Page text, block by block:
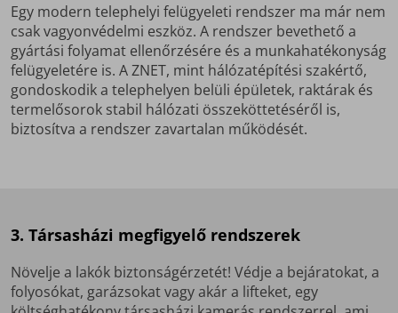
Egy modern telephelyi felügyeleti rendszer ma már nem
csak vagyonvédelmi eszköz. A rendszer bevethető a
gyártási folyamat ellenőrzésére és a munkahatékonyság
felügyeletére is. A ZNET, mint hálózatépítési szakértő,
gondoskodik a telephelyen belüli épületek, raktárak és
termelősorok stabil hálózati összeköttetéséről is,
biztosítva a rendszer zavartalan működését.
3. Társasházi megfigyelő rendszerek
Növelje a lakók biztonságérzetét! Védje a bejáratokat, a
folyosókat, garázsokat vagy akár a lifteket, egy